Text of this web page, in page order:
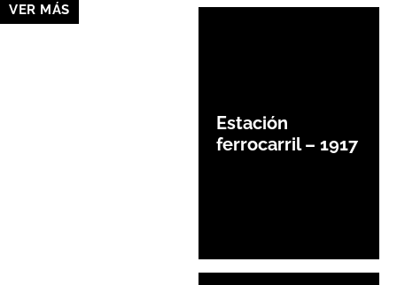
VER MÁS
Estación
ferrocarril – 1917